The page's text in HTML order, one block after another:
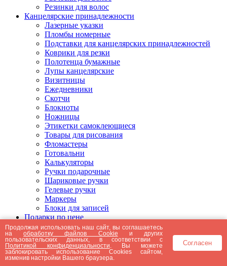
Резинки для волос
Канцелярские принадлежности
Лазерные указки
Пломбы номерные
Подставки для канцелярских принадлежностей
Коврики для резки
Полотенца бумажные
Лупы канцелярские
Визитницы
Ежедневники
Скотчи
Блокноты
Ножницы
Этикетки самоклеющиеся
Товары для рисования
Фломастеры
Готовальни
Калькуляторы
Ручки подарочные
Шариковые ручки
Гелевые ручки
Маркеры
Блоки для записей
Подарки по цене
Подарки от 5000 рублей
Подарки до 5000 рублей
Подарки до 3000 рублей
Подарки до 2000 рублей
Подарки до 1000 рублей
Продолжая использовать наш сайт, вы соглашаетесь
наобработку файлов Cookie и других
пользовательских данных, в соответствии с
Политикой конфиденциальности . Вы можете
заблокировать использование Cookies сайтом,
изменив настройки Вашего браузера.
Согласен